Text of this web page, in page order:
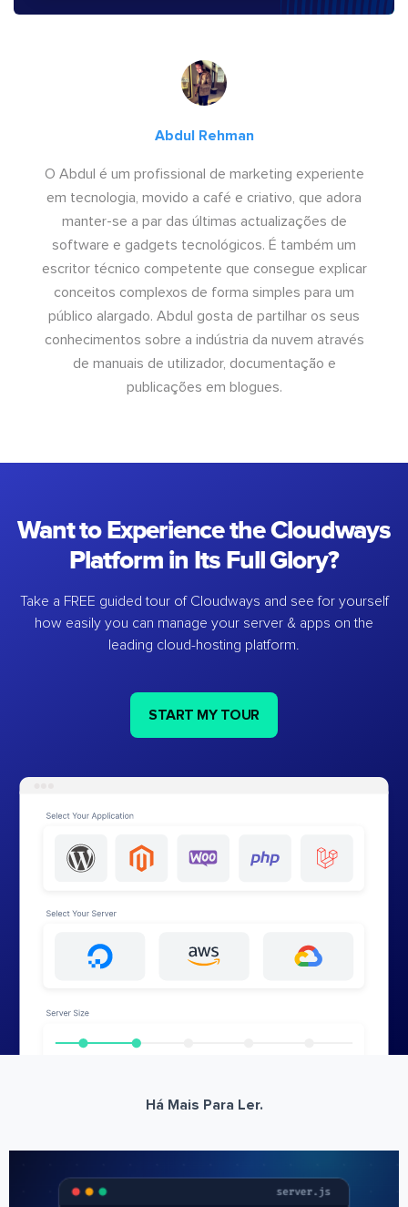
Abdul Rehman
O Abdul é um profissional de marketing experiente
em tecnologia, movido a café e criativo, que adora
manter-se a par das últimas actualizações de
software e gadgets tecnológicos. É também um
escritor técnico competente que consegue explicar
conceitos complexos de forma simples para um
público alargado. Abdul gosta de partilhar os seus
conhecimentos sobre a indústria da nuvem através
de manuais de utilizador, documentação e
publicações em blogues.
Want to Experience the Cloudways
Platform in Its Full Glory?
Take a FREE guided tour of Cloudways and see for yourself
how easily you can manage your server & apps on the
leading cloud-hosting platform.
START MY TOUR
Há Mais Para Ler.